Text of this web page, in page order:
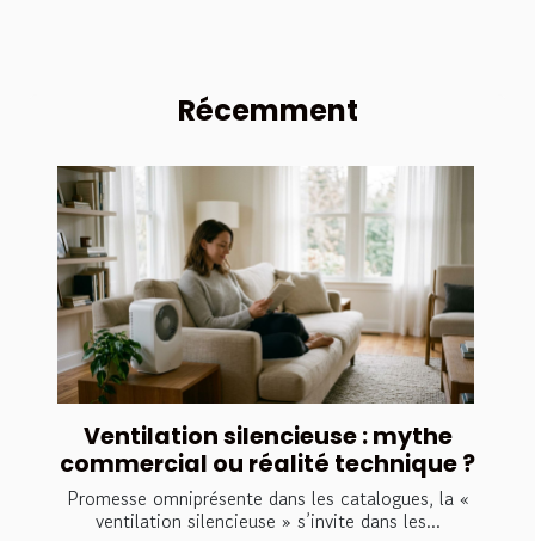
Récemment
Ventilation silencieuse : mythe
commercial ou réalité technique ?
Promesse omniprésente dans les catalogues, la «
ventilation silencieuse » s’invite dans les...